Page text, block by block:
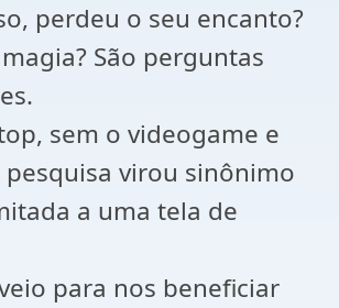
perdeu o seu encanto?
São perguntas
sem o videogame e
virou sinônimo
a uma tela de
para nos beneficiar